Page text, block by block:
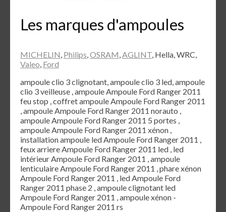
Les marques d'ampoules
MICHELIN, Philips,OSRAM,AGLINT, Hella, WRC,
Valeo, Ford
ampoule clio 3 clignotant, ampoule clio 3 led, ampoule
clio 3 veilleuse , ampoule Ampoule Ford Ranger 2011
feu stop , coffret ampoule Ampoule Ford Ranger 2011
, ampoule Ampoule Ford Ranger 2011 norauto ,
ampoule Ampoule Ford Ranger 2011 5 portes ,
ampoule Ampoule Ford Ranger 2011 xénon ,
installation ampoule led Ampoule Ford Ranger 2011 ,
feux arriere Ampoule Ford Ranger 2011 led , led
intérieur Ampoule Ford Ranger 2011 , ampoule
lenticulaire Ampoule Ford Ranger 2011 , phare xénon
Ampoule Ford Ranger 2011 , led Ampoule Ford
Ranger 2011 phase 2 , ampoule clignotant led
Ampoule Ford Ranger 2011 , ampoule xénon -
Ampoule Ford Ranger 2011 rs